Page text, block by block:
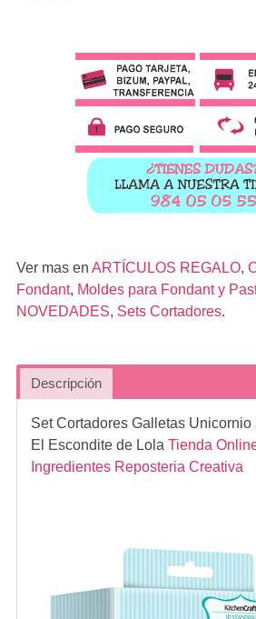
Ver mas en ARTÍCULOS REGALO,
Fondant, Moldes para Fondant y
NOVEDADES, Sets Cortadores.
Descripción
Set Cortadores Galletas
El Escondite de Lola Tienda
Ingredientes Reposteria Creativa